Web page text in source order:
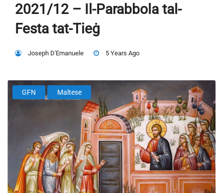
2021/12 – Il-Parabbola tal-
Festa tat-Tieġ
Joseph D'Emanuele 5 Years Ago
GFN Maltese